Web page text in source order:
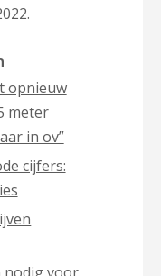
opnieuw
meter
in ov”
cijfers: